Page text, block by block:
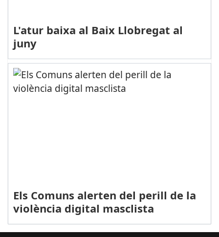
L'atur baixa al Baix Llobregat al
juny
Els Comuns alerten del perill de la
violència digital masclista